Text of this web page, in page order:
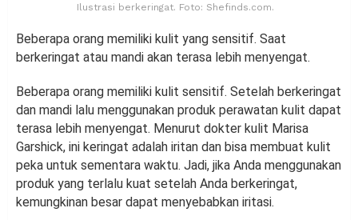
Ilustrasi berkeringat. Foto: Shefinds.com.
Beberapa orang memiliki kulit yang sensitif. Saat
berkeringat atau mandi akan terasa lebih menyengat.
Beberapa orang memiliki kulit sensitif. Setelah berkeringat
dan mandi lalu menggunakan produk perawatan kulit dapat
terasa lebih menyengat. Menurut dokter kulit Marisa
Garshick, ini keringat adalah iritan dan bisa membuat kulit
peka untuk sementara waktu. Jadi, jika Anda menggunakan
produk yang terlalu kuat setelah Anda berkeringat,
kemungkinan besar dapat menyebabkan iritasi.